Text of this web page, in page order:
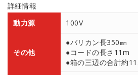
詳細情報
動力源
100V
その他
●バリカン長350㎜
●コードの長さ11m
●箱の三辺の合計約